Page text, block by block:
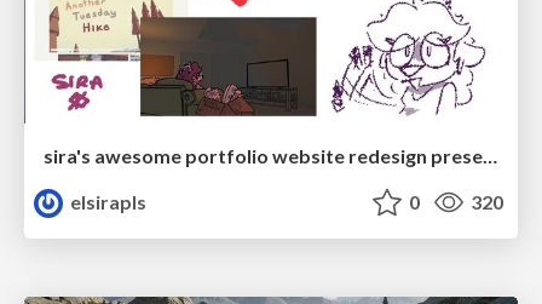
sira's awesome portfolio website redesign presentation
elsirapls
0 320